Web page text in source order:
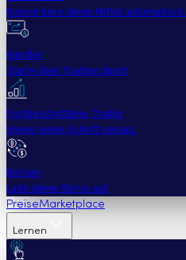
Konvertiere deine Mittel automatisch.
Händler
Starte dein Trading durch
Fortgeschrittene Trader
Immer einen Schritt voraus.
Börsen
Lade deine Börse auf.
PreiseMarketplace
Lernen